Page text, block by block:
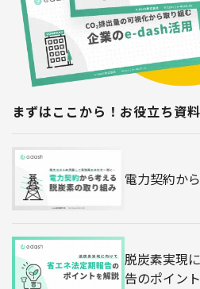
まずはここから！お役立ち資
電力契約か
脱炭素実現
告のポイン